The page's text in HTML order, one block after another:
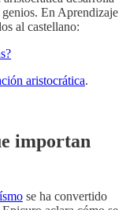
En Aprendizaje
al castellano:
aristocrática.
importan
se ha convertido